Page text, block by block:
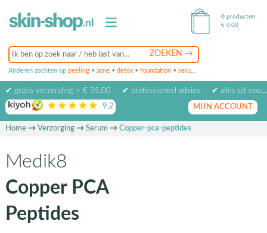
Anderen zochten op peeling • acné • detox • foundation • serum
0 producten
€ 0,00
✔ gratis verzending > € 35,00 ✔ professioneel advies
✔ alles uit voorraad leverbaar
9,2 op basis van beoordelingen
MIJN ACCOUNT
Home→ Verzorging→ Serum → Copper-pca-peptides
Medik8
Copper PCA
Peptides